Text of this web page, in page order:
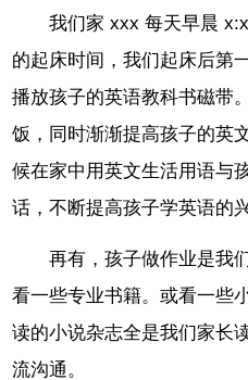
我们家 xxx 每天早晨
的起床时间，我们起床后第
播放孩子的英语教科书磁带
饭，同时渐渐提高孩子的英
候在家中用英文生活用语与
话，不断提高孩子学英语的兴
再有，孩子做作业是我
看一些专业书籍。或看一些
读的小说杂志全是我们家长
流沟通。